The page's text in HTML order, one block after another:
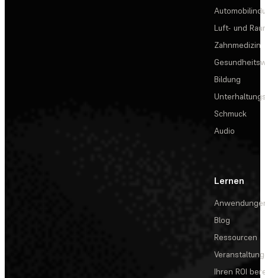
Luft- und
Zahnmedizin
Bildung
Schmuck
Audio
Lernen
Blog
Ressourcen
Ihren ROI